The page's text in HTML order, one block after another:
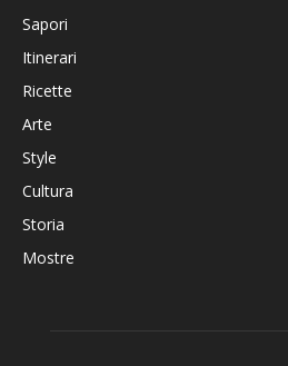
Sapori
Itinerari
Ricette
Arte
Style
Cultura
Storia
Mostre